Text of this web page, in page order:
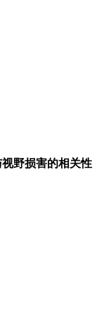
野损害的相关性